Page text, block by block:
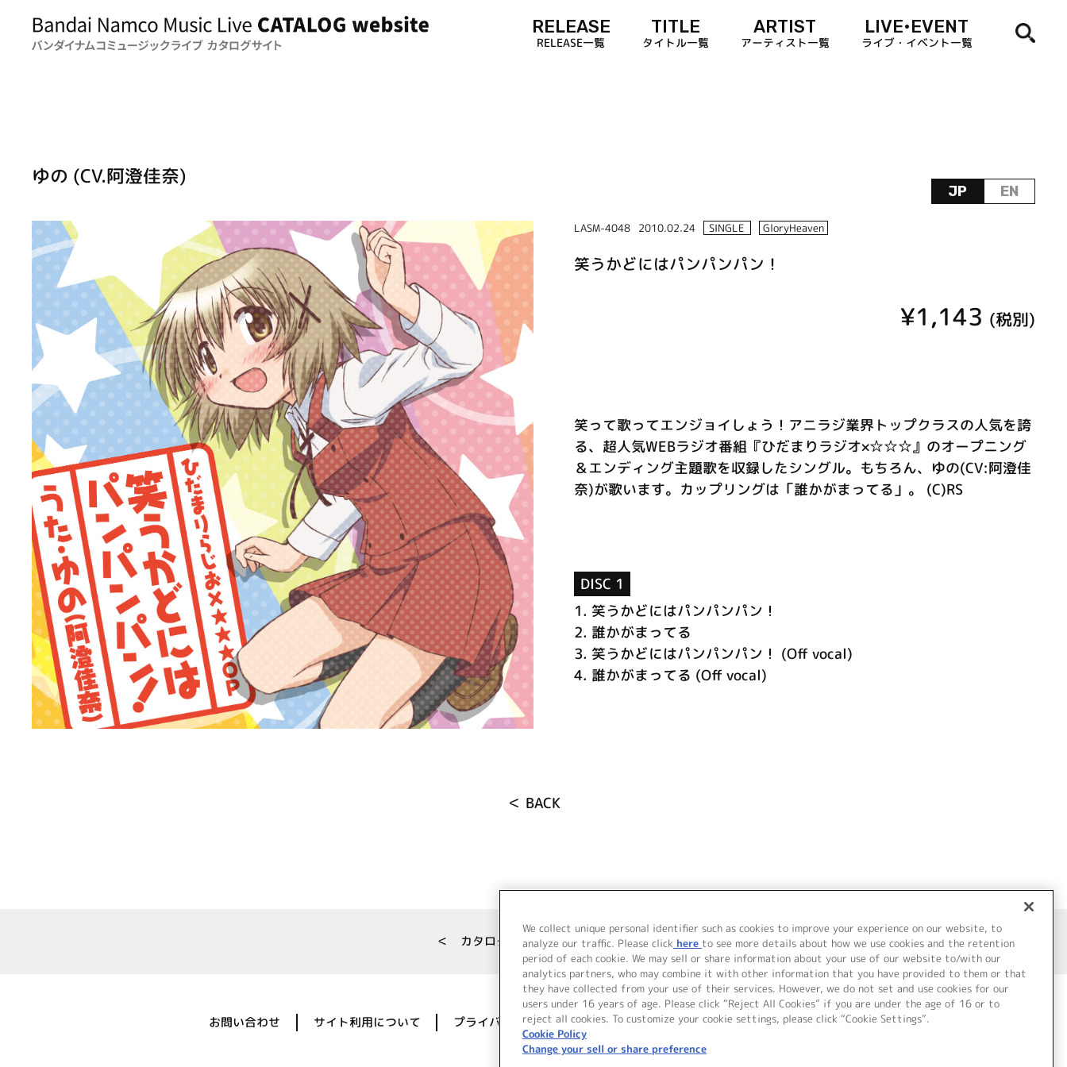
RELEASE
RELEASE一覧
TITLE
タイトル一覧
ARTIST
アーティスト一覧
LIVE•EVENT
ライブ・イベント一覧
JP EN
ゆの (CV.阿澄佳奈)
LASM-4048 2010.02.24 SINGLE GloryHeaven
笑うかどにはパンパンパン！
¥1,143 (税別)
笑って歌ってエンジョイしょう！アニラジ業界トップクラスの人気を誇
る、超人気WEBラジオ番組『ひだまりラジオ×☆☆☆』のオープニング
＆エンディング主題歌を収録したシングル。もちろん、ゆの(CV:阿澄佳
奈)が歌います。カップリングは「誰かがまってる」。 (C)RS
DISC 1
1. 笑うかどにはパンパンパン！
2. 誰かがまってる
3. 笑うかどにはパンパンパン！ (Off vocal)
4. 誰かがまってる (Off vocal)
＜ BACK
＜ カタログサイト トップページへ
お問い合わせ サイト利用について プライバシーポリシー 著作権／肖像権について Cookie Settings
We collect unique personal identifier such as cookies to improve your experience on our website, to
analyze our traffic. Please click here to see more details about how we use cookies and the retention
period of each cookie. We may sell or share information about your use of our website to/with our
analytics partners, who may combine it with other information that you have provided to them or that
they have collected from your use of their services. However, we do not set and use cookies for our
users under 16 years of age. Please click “Reject All Cookies” if you are under the age of 16 or to
reject all cookies. To customize your cookie settings, please click “Cookie Settings”.
Cookie Policy
Change your sell or share preference